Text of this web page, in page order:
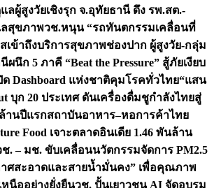
ลผู้สูงวัยเชิงรุก จ.อุทัยธานี ดึง รพ.สต.-
สุขภาพวช.หนุน “รถทันตกรรมเคลื่อนที่
เข้าถึงบริการสุขภาพช่องปาก ผู้สูงวัย-กลุ่ม
นีผนึก 5 ภาคี “Beat the Pressure” สู้ภัยเงียบ
Dashboard แห่งชาติคุมโรคทั่วไทย“แสน
บุก 20 ประเทศ ดันเครื่องดื่มชูกำลังไทยสู่
ล้านปีแรกสถาบันอาหาร–หอการค้าไทย
Food เจาะตลาดอินเดีย 1.46 พันล้าน
. – มช. ขับเคลื่อนนวัตกรรมจัดการ PM2.5
ศสะอาดและสายน้ำมั่นคง” เพื่อคุณภาพ
นืออย่างยั่งยืนวช. ปั้นเยาวชน AI จัดอบรม